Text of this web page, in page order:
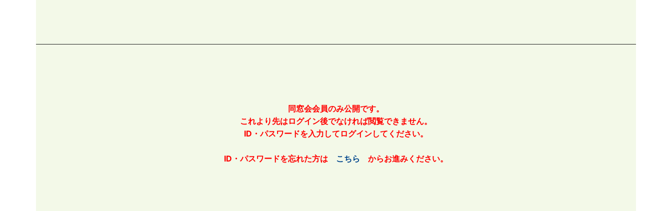
同窓会会員のみ公開です。
これより先はログイン後でなければ閲覧できません。
ID・パスワードを入力してログインしてください。
ID・パスワードを忘れた方は こちら からお進みください。